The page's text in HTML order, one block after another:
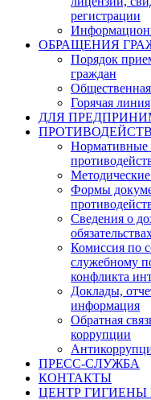
регистрации
ОБРАЩЕНИЯ
Порядок
граждан
Горячая линия
ДЛЯ
Нормативные
Формы
Сведения о
Комиссия по
служебному
конфликта
Доклады,
информация
Обратная
коррупции
ПРЕСС-СЛУЖБА
КОНТАКТЫ
ЦЕНТР